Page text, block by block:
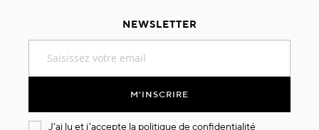
NEWSLETTER
notre
M'INSCRIRE
J'ai lu et j'accepte la politique de confidentialité